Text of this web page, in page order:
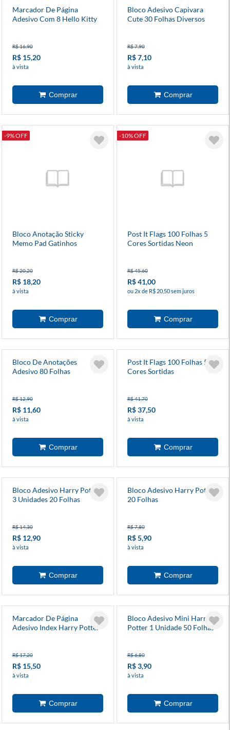
Marcador De Página
Adesivo Com 8 Hello Kitty
R$ 16,90
R$ 15,20
à vista
Bloco Adesivo Capivara
Cute 30 Folhas Diversos
R$ 7,90
R$ 7,10
à vista
-9% OFF
Bloco Anotação Sticky
Memo Pad Gatinhos
R$ 20,20
R$ 18,20
à vista
-10% OFF
Post It Flags 100 Folhas 5
Cores Sortidas Neon
R$ 45,60
R$ 41,00
ou 2x de R$ 20,50 sem juros
Bloco De Anotações
Adesivo 80 Folhas
R$ 12,90
R$ 11,60
à vista
Post It Flags 100 Folhas 5
Cores Sortidas
R$ 41,70
R$ 37,50
à vista
Bloco Adesivo Harry Potter
3 Unidades 20 Folhas
R$ 14,30
R$ 12,90
à vista
Bloco Adesivo Harry Potter
20 Folhas
R$ 7,80
R$ 5,90
à vista
Marcador De Página
Adesivo Index Harry Potter
R$ 17,20
R$ 15,50
à vista
Bloco Adesivo Mini Harry
Potter 1 Unidade 50 Folhas
R$ 6,80
R$ 3,90
à vista